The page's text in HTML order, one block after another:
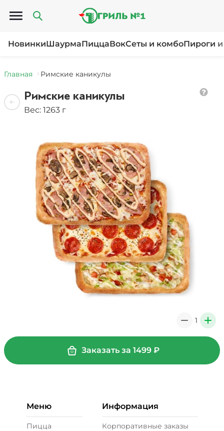
Открыть меню
НовинкиШаурмаПиццаВокСеты и комбоПироги
Главная Римские каникулы
Римские каникулы
Вес: 1263 г
1 +
Заказать за 1499₽
Меню
Пицца
Информация
Корпоративные заказы